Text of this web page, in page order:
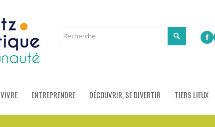
VIVRE ENTREPRENDRE DÉCOUVRIR, SE DIVERTIR TIERS LIEUX